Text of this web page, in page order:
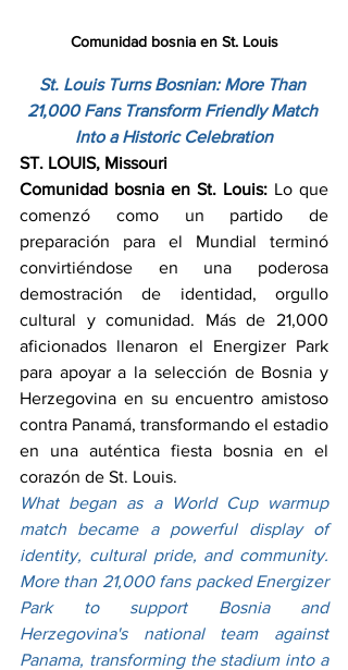
Comunidad bosnia en St. Louis
St. Louis Turns Bosnian: More Than
21,000 Fans Transform Friendly Match
Into a Historic Celebration
ST. LOUIS, Missouri
Comunidad bosnia en St. Louis: Lo que
comenzó como un partido de
preparación para el Mundial terminó
convirtiéndose en una poderosa
demostración de identidad, orgullo
cultural y comunidad. Más de 21,000
aficionados llenaron el Energizer Park
para apoyar a la selección de Bosnia y
Herzegovina en su encuentro amistoso
contra Panamá, transformando el estadio
en una auténtica fiesta bosnia en el
corazón de St. Louis.
What began as a World Cup warmup
match became a powerful display of
identity, cultural pride, and community.
More than 21,000 fans packed Energizer
Park to support Bosnia and
Herzegovina's national team against
Panama, transforming the stadium into a